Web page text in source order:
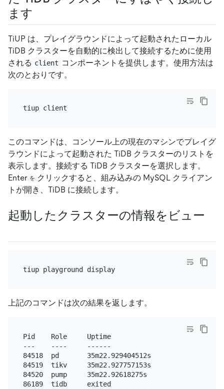
ます
TiUP は、プレイグラウンドによって起動されたローカル
TiDB クラスターを自動的に検出して接続するために使用
される client コンポーネントを提供します。使用方法は
次のとおりです。
このコマンドは、コンソール上の現在のマシンでプレイグ
ラウンドによって起動された TiDB クラスターのリストを
表示します。接続する TiDB クラスターを選択します。
Enter を クリックすると、組み込みの MySQL クライアン
トが開き、TiDB に接続します。
起動したクラスターの情報をビュー
tiup playground display
上記のコマンドは次の結果を返します。
Pid    Role     Uptime
---    ----     ------
84518  pd       35m22.929404512s
84519  tikv     35m22.927757153s
84520  pump     35m22.92618275s
86189  tidb     exited